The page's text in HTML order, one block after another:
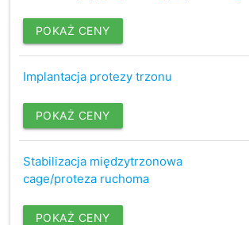
POKAŻ CENY
Implantacja protezy trzonu
POKAŻ CENY
Stabilizacja międzytrzonowa
cage/proteza ruchoma
POKAŻ CENY